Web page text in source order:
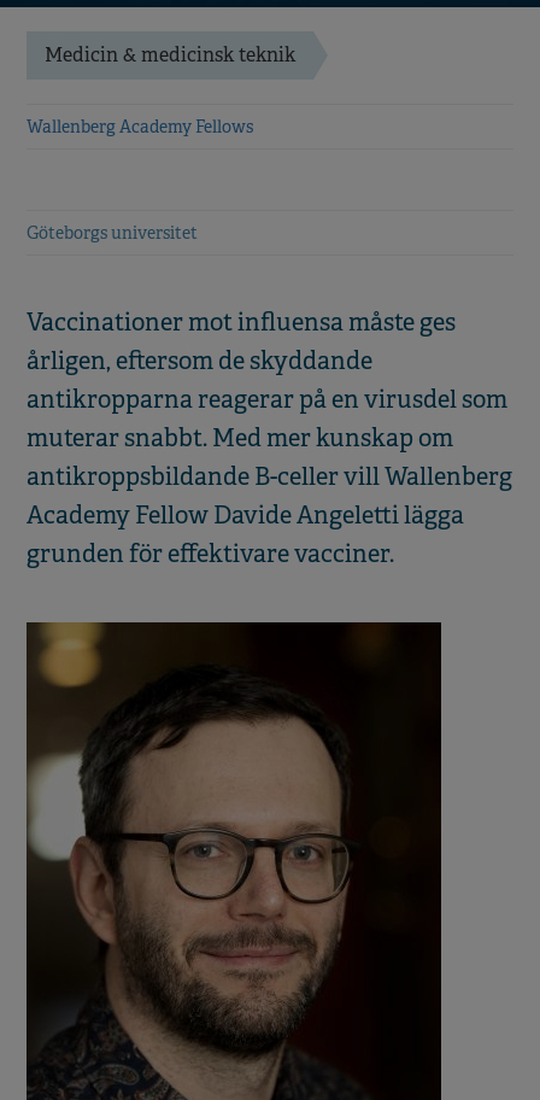
Medicin & medicinsk teknik
Wallenberg Academy Fellows
Göteborgs universitet
Vaccinationer mot influensa måste ges
årligen, eftersom de skyddande
antikropparna reagerar på en virusdel som
muterar snabbt. Med mer kunskap om
antikroppsbildande B-celler vill Wallenberg
Academy Fellow Davide Angeletti lägga
grunden för effektivare vacciner.